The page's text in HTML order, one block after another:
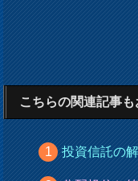
こちらの関連記事
投資信託の